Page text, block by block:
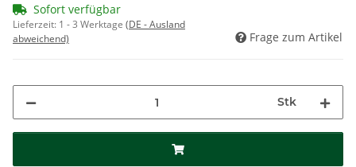
Sofort verfügbar
Lieferzeit: 1 - 3 Werktage (DE - Ausland
abweichend)
Frage zum Artikel
Stk